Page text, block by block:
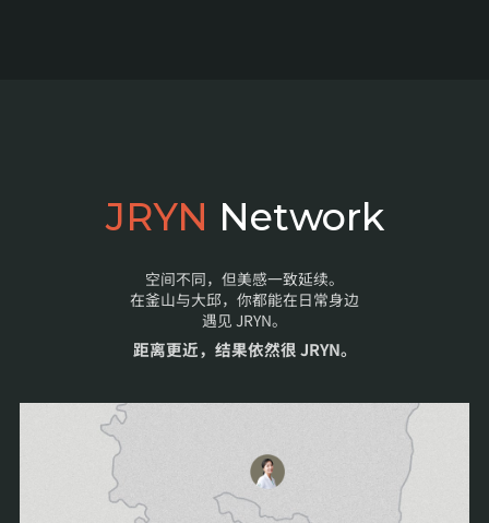
JRYN Network
空间不同，但美感一致延续。
在釜山与大邱，你都能在日常身边
遇见 JRYN。
距离更近，结果依然很 JRYN。